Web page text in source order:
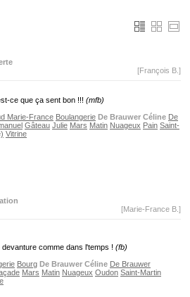
[François B.]
ce que ça sent bon !!! (mfb)
Marie-France Boulangerie De Brauwer Céline De
Gâteau Julie Mars Matin Nuageux Pain Saint-
Vitrine
[Marie-France B.]
devanture comme dans l'temps ! (fb)
Bourg De Brauwer Céline De Brauwer
Mars Matin Nuageux Oudon Saint-Martin